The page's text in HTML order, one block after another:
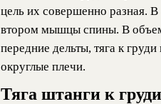
цель их совершенно разная.
втором мышцы спины. В
передние дельты, тяга к
округлые плечи.
Тяга штанги к